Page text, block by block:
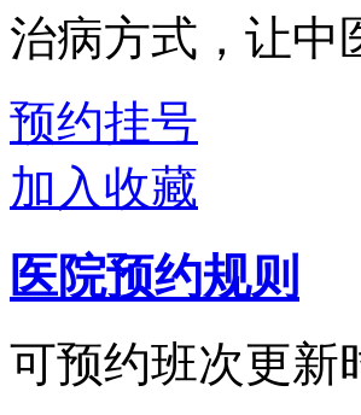
治病方式，让中
预约挂号
加入收藏
医院预约规则
可预约班次更新